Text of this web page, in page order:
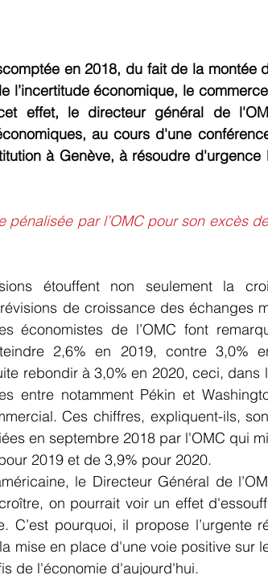
en 2018, du fait de la montée
l’incertitude économique, le
effet, le directeur général de
au cours d'une
à Genève, à résoudre d'urgence
pénalisée par l’OMC pour son excès
étouffent non seulement la
de croissance des échanges
économistes de l’OMC font
2,6% en 2019, contre 3,0%
rebondir à 3,0% en 2020, ceci, dans
entre notamment Pékin et
Ces chiffres, expliquent-ils,
en septembre 2018 par l'OMC qui
2019 et de 3,9% pour 2020.
le Directeur Général de
on pourrait voir un effet
C’est pourquoi, il propose l’urgente
mise en place d'une voie positive sur
de l'économie d'aujourd'hui.